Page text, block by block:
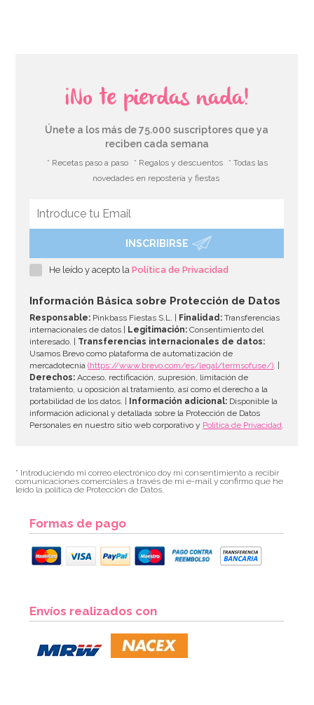
Invitaciones de Comunión Rosas
AÑADIR
5,95€
¡No te pierdas nada!
Únete a los más de 75.000 suscriptores que ya
reciben cada semana
* Recetas paso a paso * Regalos y descuentos
* Todas las
novedades en repostería y fiestas
INSCRIBIRSE
He leído y acepto laPolítica de Privacidad
Información Básica sobre Protección de Datos
Responsable: Pinkbass Fiestas S.L. | Finalidad: Transferencias
internacionales de datos |
Legitimación: Consentimiento del
interesado. | Transferencias internacionales de datos:
Usamos Brevo como plataforma de automatización de
mercadotecnia(https://www.brevo.com/es/legal/termsofuse/). |
Derechos: Acceso, rectificación, supresión, limitación de
tratamiento, u oposición al tratamiento, así como el derecho a la
portabilidad de los datos. |
Información adicional: Disponible la
información adicional y detallada sobre la Protección de Datos
Personales en nuestro sitio web corporativo y Política de Privacidad.
* Introduciendo mi correo electrónico doy mi consentimiento a recibir
comunicaciones comerciales a través de mi e-mail y confirmo que he
leído la política de Protección de Datos.
Formas de pago
Envíos realizados con